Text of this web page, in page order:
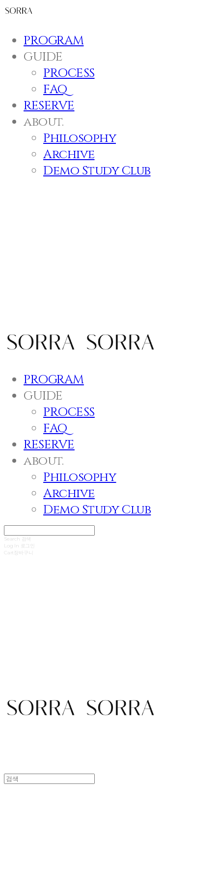
PROGRAM
GUIDE
PROCESS
FAQ
RESERVE
about.
Philosophy
Archive
Demo Study Club
PROGRAM
GUIDE
PROCESS
FAQ
RESERVE
about.
Philosophy
Archive
Demo Study Club
Search 검색
Log In 로그인
Cart 장바구니